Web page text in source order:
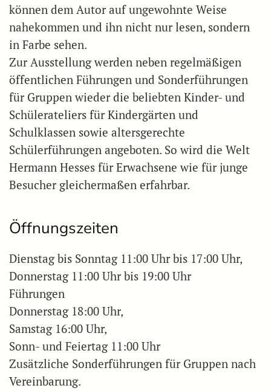
können dem Autor auf ungewohnte Weise
nahekommen und ihn nicht nur lesen, sondern
in Farbe sehen.
Zur Ausstellung werden neben regelmäßigen
öffentlichen Führungen und Sonderführungen
für Gruppen wieder die beliebten Kinder- und
Schülerateliers für Kindergärten und
Schulklassen sowie altersgerechte
Schülerführungen angeboten. So wird die Welt
Hermann Hesses für Erwachsene wie für junge
Besucher gleichermaßen erfahrbar.
Öffnungszeiten
Dienstag bis Sonntag 11:00 Uhr bis 17:00 Uhr,
Donnerstag 11:00 Uhr bis 19:00 Uhr
Führungen
Donnerstag 18:00 Uhr,
Samstag 16:00 Uhr,
Sonn- und Feiertag 11:00 Uhr
Zusätzliche Sonderführungen für Gruppen nach
Vereinbarung.